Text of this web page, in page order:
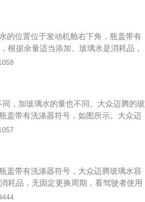
，具有润湿、增溶、渗透等优势;2、防
大的时候，可以使用玻璃水起到润滑作
产生划痕;4、抗静电。再使用玻璃水清
着抗静电的作用;5、防冻性。玻璃水有
的玻璃水。
的位置位于发动机舱右下角，瓶盖带有
根据余量适当添加。玻璃水是消耗品，
大众迈腾玻璃水添加教程：1、打开雨
的玻璃水。3、再次将玻璃水喷洗开关
当第二次喷水口没有玻璃水喷出时，
，加注过程到此结束。冬天的时候，
住。如果使用普通的玻璃水，玻璃水就
试以下方法：1、发动汽车，出去跑两
打开引擎盖，晒晒太阳，只要冻得不是
工具。例如除冰玻璃水、专业的除冻剂
，加玻璃水的量也不同。大众迈腾的玻
盖带有洗涤器符号，如图所示。大众迈
玻璃水是消耗品，无固定更换周期，看
时候可以使用喷涂玻璃水。需要搭配机
机动车辆的前风挡玻璃进行清洁。如果
射出光线，这时也可以喷一些玻璃水，
。
盖带有洗涤器符号，大众迈腾玻璃水容
耗品，无固定更换周期，看驾驶者使用
具挡风玻璃的液体，主要由水、酒精、